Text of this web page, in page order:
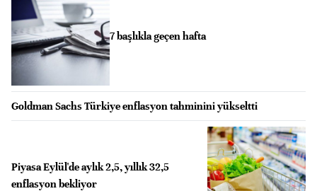
7 başlıkla geçen hafta
Goldman Sachs Türkiye enflasyon tahminini yükseltti
Piyasa Eylül'de aylık 2,5, yıllık 32,5
enflasyon bekliyor